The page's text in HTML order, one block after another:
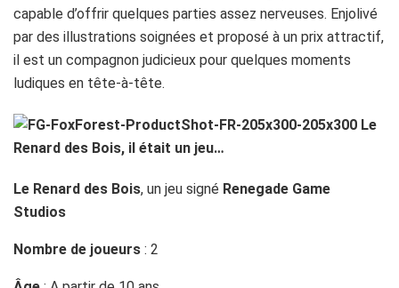
capable d’offrir quelques parties assez nerveuses. Enjolivé
par des illustrations soignées et proposé à un prix attractif,
il est un compagnon judicieux pour quelques moments
ludiques en tête-à-tête.
Le Renard des Bois, un jeu signé Renegade Game
Studios
Nombre de joueurs : 2